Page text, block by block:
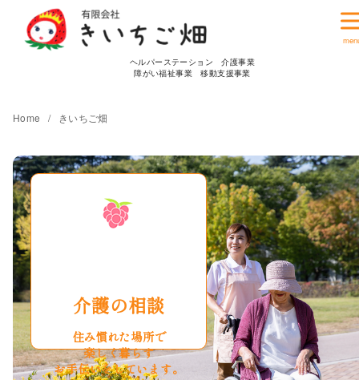
ヘルパーステーション 介護事業
障がい福祉事業 移動支援事業
Home きいちご畑
介護の相談
住み慣れた場所で
楽しく暮らす
お手伝いをしています。